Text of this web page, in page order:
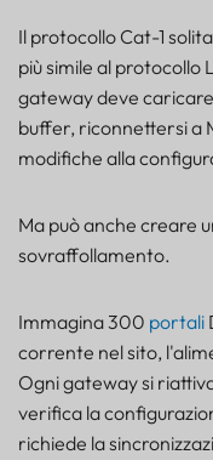
Il protocollo Cat-1
più simile al protocollo
gateway deve
buffer, riconnettersi a
modifiche alla
Ma può anche creare
sovraffollamento.
Immagina 300 portali
corrente nel sito,
Ogni gateway si
verifica la
richiede la